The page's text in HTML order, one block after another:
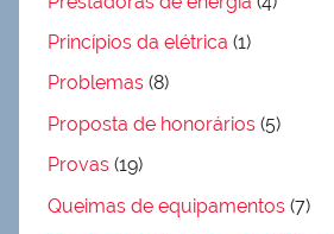
Princípios da elétrica (1)
Problemas (8)
Proposta de honorários (5)
Provas (19)
Queimas de equipamentos (7)